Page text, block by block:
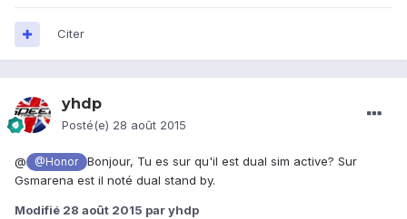
Citer
yhdp
Posté(e) 28 août 2015
@ @Honor
Bonjour, Tu es sur qu'il est dual sim active? Sur
Gsmarena est il noté dual stand by.
Modifié 28 août 2015 par yhdp